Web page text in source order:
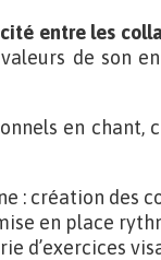
entre les
de son
en chant,
: création des
en place
d’exercices